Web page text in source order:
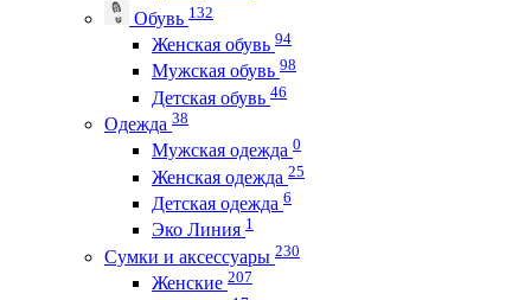
Обувь 132
Женская обувь 94
Мужская обувь 98
Детская обувь 46
Одежда 38
Мужская одежда 0
Женская одежда 25
Детская одежда 6
Эко Линия 1
Сумки и аксессуары 230
Женские 207